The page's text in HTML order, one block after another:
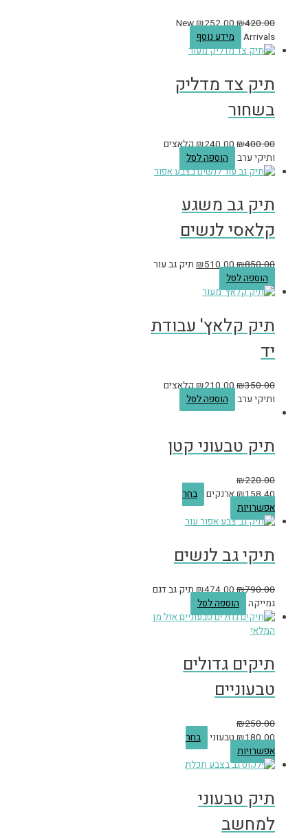
₪420.00
₪252.00
New
Arrivals
מידע נוסף
תיק צד מדליק
בשחור
₪400.00
₪240.00
קלאצים
ותיקי ערב
הוספה לסל
תיק גב משגע
קלאסי לנשים
₪850.00
₪510.00
תיק גב עור
הוספה לסל
תיק קלאץ' עבודת
יד
₪350.00
₪210.00
קלאצים
ותיקי ערב
הוספה לסל
תיק טבעוני קטן
₪220.00
₪158.40 ארנקים
בחר
אפשרויות
תיקי גב לנשים
₪790.00
₪474.00
תיק גב דגם
גמייקה
הוספה לסל
אזל מן
המלאי
תיקים גדולים
טבעוניים
₪250.00
₪180.00 טבעוני
בחר
אפשרויות
תיק טבעוני
למחשב